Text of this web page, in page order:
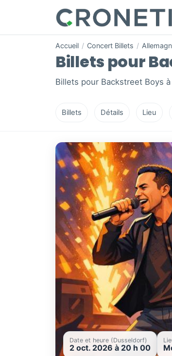
Accueil / Concert Billets /
Billets pour
Billets pour Backstreet Boys
Billets Détails Lieu
Date et heure (Dusseldorf)
2 oct. 2026 à 20 h 00